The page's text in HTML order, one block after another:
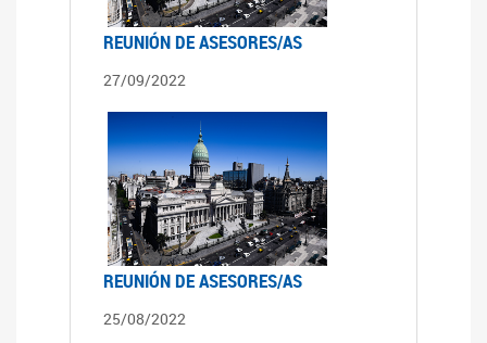
REUNIÓN DE ASESORES/AS
27/09/2022
REUNIÓN DE ASESORES/AS
25/08/2022